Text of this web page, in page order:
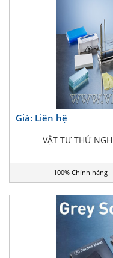
Giá: Liên hệ
VẬT TƯ THỬ
100% Chính hãng